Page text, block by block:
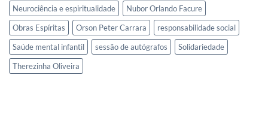
Neurociência e espiritualidade
Nubor Orlando Facure
Obras Espíritas
Orson Peter Carrara
responsabilidade social
Saúde mental infantil
sessão de autógrafos
Solidariedade
Therezinha Oliveira